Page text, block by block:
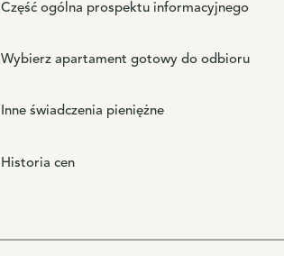
Część ogólna prospektu informacyjnego
Wybierz apartament gotowy do odbioru
Inne świadczenia pieniężne
Historia cen